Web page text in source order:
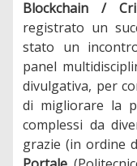
Blockchain /
registrato un
stato un
panel
divulgativa, per
di migliorare la
complessi da
grazie (in ordine